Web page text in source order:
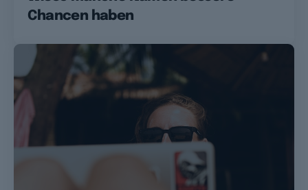
Chancen haben